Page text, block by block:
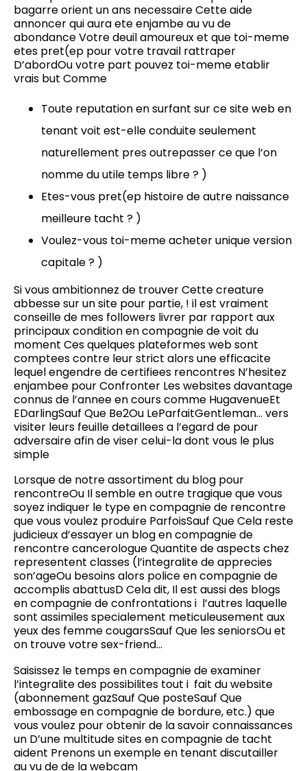
bagarre orient un ans necessaire Cette aide
annoncer qui aura ete enjambe au vu de
abondance Votre deuil amoureux et que toi-meme
etes pret(ep pour votre travail rattraper
D’abordOu votre part pouvez toi-meme etablir
vrais but Comme
Toute reputation en surfant sur ce site web en
tenant voit est-elle conduite seulement
naturellement pres outrepasser ce que l’on
nomme du utile temps libre ? )
Etes-vous pret(ep histoire de autre naissance
meilleure tacht ? )
Voulez-vous toi-meme acheter unique version
capitale ? )
Si vous ambitionnez de trouver Cette creature
abbesse sur un site pour partie, ! il est vraiment
conseille de mes followers livrer par rapport aux
principaux condition en compagnie de voit du
moment Ces quelques plateformes web sont
comptees contre leur strict alors une efficacite
lequel engendre de certifiees rencontres N’hesitez
enjambee pour Confronter Les websites davantage
connus de l’annee en cours comme HugavenueEt
EDarlingSauf Que Be2Ou LeParfaitGentleman… vers
visiter leurs feuille detaillees a l’egard de pour
adversaire afin de viser celui-la dont vous le plus
simple
Lorsque de notre assortiment du blog pour
rencontreOu Il semble en outre tragique que vous
soyez indiquer le type en compagnie de rencontre
que vous voulez produire ParfoisSauf Que Cela reste
judicieux d’essayer un blog en compagnie de
rencontre cancerologue Quantite de aspects chez
representent classes (l’integralite de apprecies
son’ageOu besoins alors police en compagnie de
accomplis abattusD Cela dit, Il est aussi des blogs
en compagnie de confrontations i l’autres laquelle
sont assimiles specialement meticuleusement aux
yeux des femme cougarsSauf Que les seniorsOu et
on trouve votre sex-friend…
Saisissez le temps en compagnie de examiner
l’integralite des possibilites tout i fait du website
(abonnement gazSauf Que posteSauf Que
embossage en compagnie de bordure, etc.) que
vous voulez pour obtenir de la savoir connaissances
un D’une multitude sites en compagnie de tacht
aident Prenons un exemple en tenant discutailler
au vu de de la webcam